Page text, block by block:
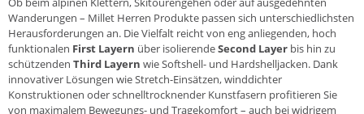
Wanderungen – Millet Herren Produkte passen sich unterschiedlichsten
Herausforderungen an. Die Vielfalt reicht von eng anliegenden, hoch
funktionalen First Layern über isolierendeSecond Layer bis hin zu
schützenden Third Layern wie Softshell- und Hardshelljacken. Dank
innovativer Lösungen wie Stretch-Einsätzen, winddichter
Konstruktionen oder schnelltrocknender Kunstfasern profitieren Sie
von maximalem Bewegungs- und Tragekomfort – auch bei widrigem